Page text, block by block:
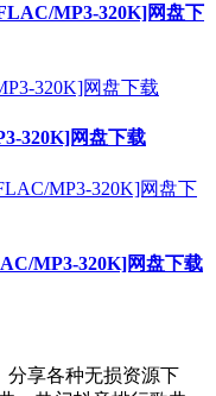
MP3-320K]网盘下
320K]网盘下载
MP3-320K]网盘下载
分享各种无损资源下